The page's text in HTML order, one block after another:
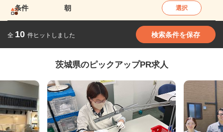
条件 朝 選択
全 10 件ヒットしました 検索条件を保存
茨城県のピックアップPR求人